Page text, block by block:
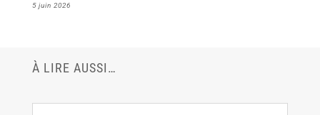
5 juin 2026
À LIRE AUSSI…